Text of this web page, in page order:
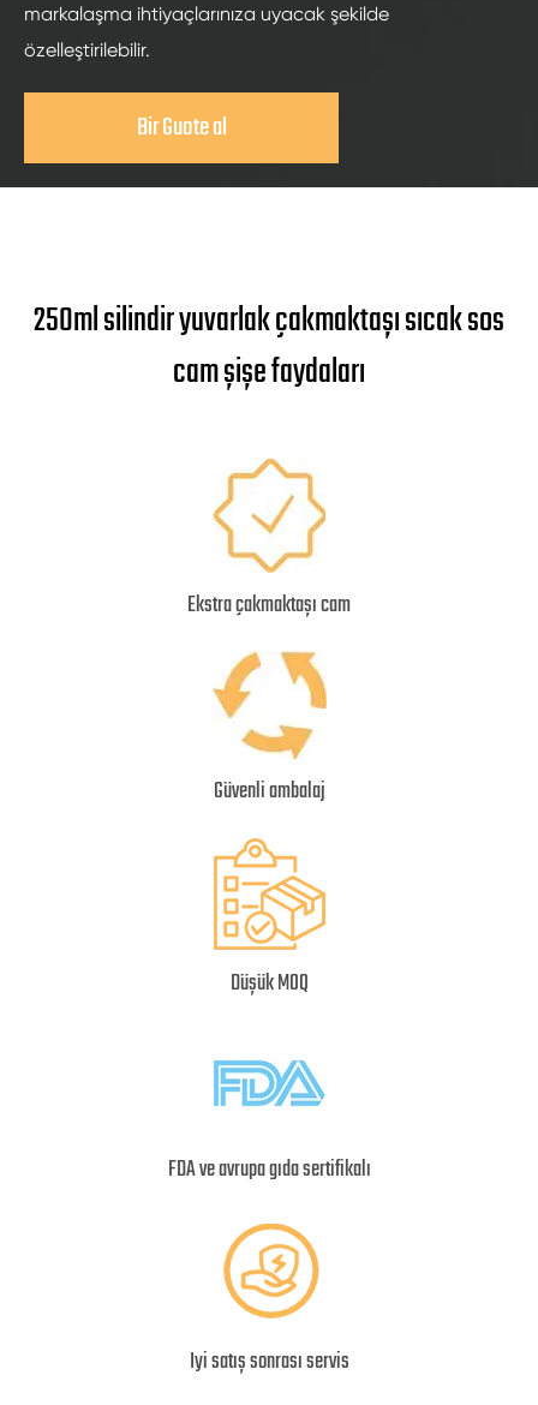
markalaşma ihtiyaçlarınıza uyacak şekilde
özelleştirilebilir.
Bir Guote al
250ml silindir yuvarlak çakmaktaşı sıcak sos
cam şişe faydaları
Ekstra çakmaktaşı cam
Güvenli ambalaj
Düşük MOQ
FDA ve avrupa gıda sertifikalı
Iyi satış sonrası servis